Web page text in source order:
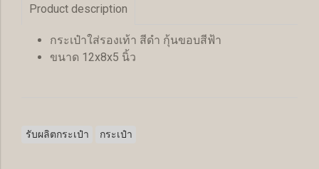
Product description
กระเป๋าใส่รองเท้า สีดำ กุ้นขอบสีฟ้า
ขนาด 12x8x5 นิ้ว
รับผลิตกระเป๋า กระเป๋า